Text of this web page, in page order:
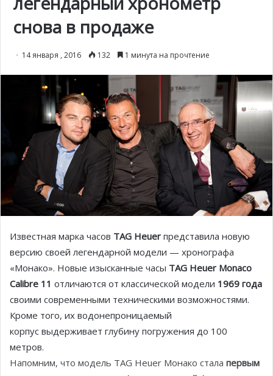
снова в продаже
14 января , 2016 132 1 минута на прочтение
Известная марка часов TAG Heuer представила новую
версию своей легендарной модели — хронографа
«Монако». Новые изысканные часы TAG Heuer Monaco
Calibre 11 отличаются от классической модели 1969 года
своими современными техническими возможностями.
Кроме того, их водонепроницаемый
корпус выдерживает глубину погружения до 100
метров.
Напомним, что модель TAG Heuer Монако стала первым